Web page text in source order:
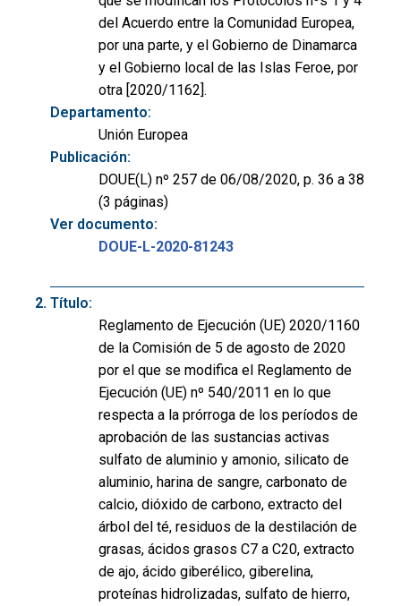
del Acuerdo entre la Comunidad Europea,
por una parte, y el Gobierno de Dinamarca
y el Gobierno local de las Islas Feroe, por
otra [2020/1162].
Departamento:
Unión Europea
Publicación:
DOUE(L) nº 257 de 06/08/2020, p. 36 a 38
(3 páginas)
Ver documento:
DOUE-L-2020-81243
Título:
Reglamento de Ejecución (UE) 2020/1160
de la Comisión de 5 de agosto de 2020
por el que se modifica el Reglamento de
Ejecución (UE) nº 540/2011 en lo que
respecta a la prórroga de los períodos de
aprobación de las sustancias activas
sulfato de aluminio y amonio, silicato de
aluminio, harina de sangre, carbonato de
calcio, dióxido de carbono, extracto del
árbol del té, residuos de la destilación de
grasas, ácidos grasos C7 a C20, extracto
de ajo, ácido giberélico, giberelina,
proteínas hidrolizadas, sulfato de hierro,